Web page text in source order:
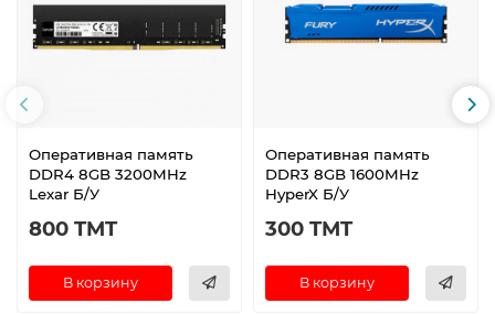
Оперативная память
DDR4 8GB 3200MHz
Lexar Б/У
800 TMT
В корзину
Оперативная память
DDR3 8GB 1600MHz
HyperX Б/У
300 TMT
В корзину